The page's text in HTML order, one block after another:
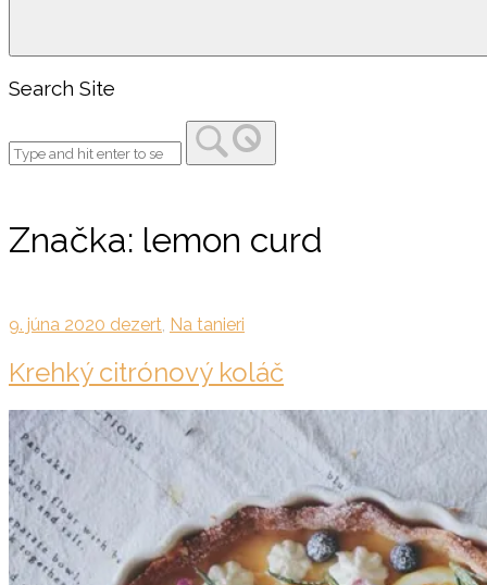
Search Site
Značka: lemon curd
9. júna 2020 dezert, Na tanieri
Krehký citrónový koláč